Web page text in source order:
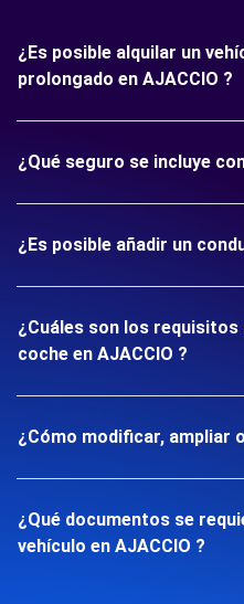
¿Es posible alquilar un
prolongado en AJACCIO ?
¿Qué seguro se incluye
¿Es posible añadir un
¿Cuáles son los requisitos
coche en AJACCIO ?
¿Cómo modificar, ampliar
¿Qué documentos se
vehículo en AJACCIO ?